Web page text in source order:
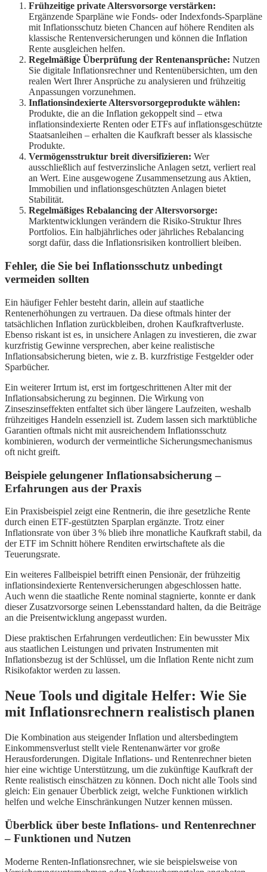
Frühzeitige private Altersvorsorge verstärken:
Ergänzende Sparpläne wie Fonds- oder Indexfonds-Sparpläne
mit Inflationsschutz bieten Chancen auf höhere Renditen als
klassische Rentenversicherungen und können die Inflation
Rente ausgleichen helfen.
Regelmäßige Überprüfung der Rentenansprüche: Nutzen
Sie digitale Inflationsrechner und Rentenübersichten, um den
realen Wert Ihrer Ansprüche zu analysieren und frühzeitig
Anpassungen vorzunehmen.
Inflationsindexierte Altersvorsorgeprodukte wählen:
Produkte, die an die Inflation gekoppelt sind – etwa
inflationsindexierte Renten oder ETFs auf inflationsgeschützte
Staatsanleihen – erhalten die Kaufkraft besser als klassische
Produkte.
Vermögensstruktur breit diversifizieren: Wer
ausschließlich auf festverzinsliche Anlagen setzt, verliert real
an Wert. Eine ausgewogene Zusammensetzung aus Aktien,
Immobilien und inflationsgeschützten Anlagen bietet
Stabilität.
Regelmäßiges Rebalancing der Altersvorsorge:
Marktentwicklungen verändern die Risiko-Struktur Ihres
Portfolios. Ein halbjährliches oder jährliches Rebalancing
sorgt dafür, dass die Inflationsrisiken kontrolliert bleiben.
Fehler, die Sie bei Inflationsschutz unbedingt
vermeiden sollten
Ein häufiger Fehler besteht darin, allein auf staatliche
Rentenerhöhungen zu vertrauen. Da diese oftmals hinter der
tatsächlichen Inflation zurückbleiben, drohen Kaufkraftverluste.
Ebenso riskant ist es, in unsichere Anlagen zu investieren, die zwar
kurzfristig Gewinne versprechen, aber keine realistische
Inflationsabsicherung bieten, wie z. B. kurzfristige Festgelder oder
Sparbücher.
Ein weiterer Irrtum ist, erst im fortgeschrittenen Alter mit der
Inflationsabsicherung zu beginnen. Die Wirkung von
Zinseszinseffekten entfaltet sich über längere Laufzeiten, weshalb
frühzeitiges Handeln essenziell ist. Zudem lassen sich marktübliche
Garantien oftmals nicht mit ausreichendem Inflationsschutz
kombinieren, wodurch der vermeintliche Sicherungsmechanismus
oft nicht greift.
Beispiele gelungener Inflationsabsicherung –
Erfahrungen aus der Praxis
Ein Praxisbeispiel zeigt eine Rentnerin, die ihre gesetzliche Rente
durch einen ETF-gestützten Sparplan ergänzte. Trotz einer
Inflationsrate von über 3 % blieb ihre monatliche Kaufkraft stabil, da
der ETF im Schnitt höhere Renditen erwirtschaftete als die
Teuerungsrate.
Ein weiteres Fallbeispiel betrifft einen Pensionär, der frühzeitig
inflationsindexierte Rentenversicherungen abgeschlossen hatte.
Auch wenn die staatliche Rente nominal stagnierte, konnte er dank
dieser Zusatzvorsorge seinen Lebensstandard halten, da die Beiträge
an die Preisentwicklung angepasst wurden.
Diese praktischen Erfahrungen verdeutlichen: Ein bewusster Mix
aus staatlichen Leistungen und privaten Instrumenten mit
Inflationsbezug ist der Schlüssel, um die Inflation Rente nicht zum
Risikofaktor werden zu lassen.
Neue Tools und digitale Helfer: Wie Sie
mit Inflationsrechnern realistisch planen
Die Kombination aus steigender Inflation und altersbedingtem
Einkommensverlust stellt viele Rentenanwärter vor große
Herausforderungen. Digitale Inflations- und Rentenrechner bieten
hier eine wichtige Unterstützung, um die zukünftige Kaufkraft der
Rente realistisch einschätzen zu können. Doch nicht alle Tools sind
gleich: Ein genauer Überblick zeigt, welche Funktionen wirklich
helfen und welche Einschränkungen Nutzer kennen müssen.
Überblick über beste Inflations- und Rentenrechner
– Funktionen und Nutzen
Moderne Renten-Inflationsrechner, wie sie beispielsweise von